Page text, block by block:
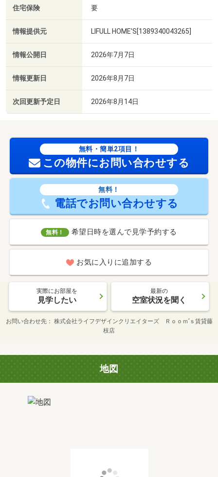
住宅保険 要
情報提供元 LIFULL HOME'S[1389340043265]
情報公開日 2026年7月7日
情報更新日 2026年8月7日
次回更新予定日 2026年8月14日
無料・簡単2項目！
この物件にお問い合わせする
無料！
電話でお問い合わせする
無料！ 希望日時を選んで見学予約する
お気に入りに追加する
実際にお部屋を
見学したい
最新の
空室状況を聞く
お問い合わせ先
株式会社ライフデザインクリエイターズ Ｒｏｏｍ’ｓ賃貸藤
枝店
地図